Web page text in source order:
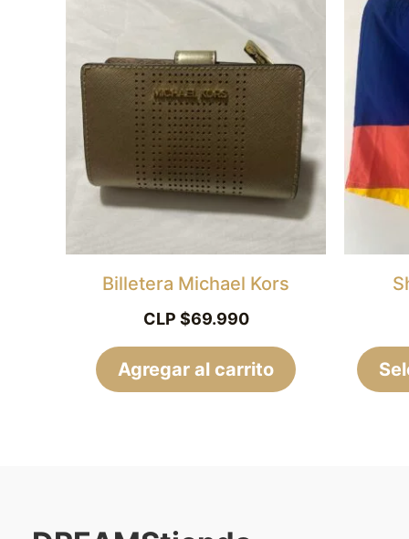
Billetera Michael Kors
CLP $69.990
Agregar al carrito